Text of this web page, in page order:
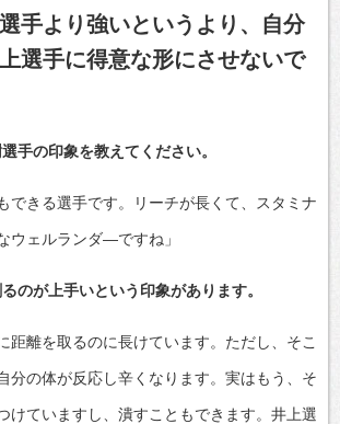
手より強いというより、自分
選手に得意な形にさせないで
手の印象を教えてください。
できる選手です。リーチが長くて、スタミナ
ウェルランダ―ですね」
のが上手いという印象があります。
距離を取るのに長けています。ただし、そこ
分の体が反応し辛くなります。実はもう、そ
けていますし、潰すこともできます。井上選